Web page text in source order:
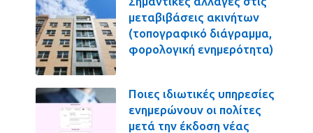
μεταβιβάσεις ακινήτων
(τοπογραφικό διάγραμμα,
φορολογική ενημερότητα)
Ποιες ιδιωτικές υπηρεσίες
ενημερώνουν οι πολίτες
μετά την έκδοση νέας